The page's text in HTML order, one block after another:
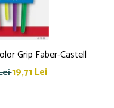
Grip Faber-Castell
19,71 Lei